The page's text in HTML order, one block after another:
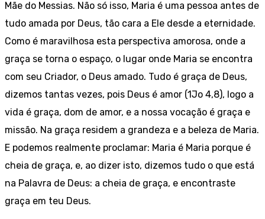
Mãe do Messias. Não só isso, Maria é uma pessoa antes de
tudo amada por Deus, tão cara a Ele desde a eternidade.
Como é maravilhosa esta perspectiva amorosa, onde a
graça se torna o espaço, o lugar onde Maria se encontra
com seu Criador, o Deus amado. Tudo é graça de Deus,
dizemos tantas vezes, pois Deus é amor (1Jo 4,8), logo a
vida é graça, dom de amor, e a nossa vocação é graça e
missão. Na graça residem a grandeza e a beleza de Maria.
E podemos realmente proclamar: Maria é Maria porque é
cheia de graça, e, ao dizer isto, dizemos tudo o que está
na Palavra de Deus: a cheia de graça, e encontraste
graça em teu Deus.